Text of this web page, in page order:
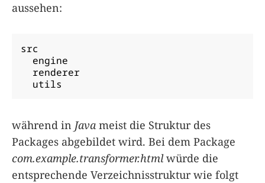
aussehen:
src
  engine
  renderer
  utils
während in Java meist die Struktur des
Packages abgebildet wird. Bei dem Package
com.example.transformer.htmlwürde die
entsprechende Verzeichnisstruktur wie folgt